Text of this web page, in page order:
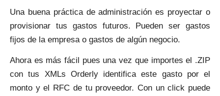
Una buena práctica de administración es proyectar o
provisionar tus gastos futuros. Pueden ser gastos
fijos de la empresa o gastos de algún negocio.
Ahora es más fácil pues una vez que importes el .ZIP
con tus XMLs Orderly identifica este gasto por el
monto y el RFC de tu proveedor. Con un click puede